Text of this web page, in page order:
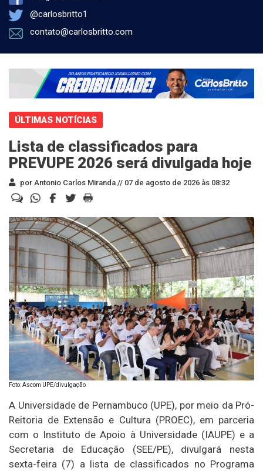
@carlosbritto1
contato@carlosbritto.com
ÚLTIMAS NOTÍCIAS
Lista de classificados para
PREVUPE 2026 será divulgada hoje
por Antonio Carlos Miranda // 07 de agosto de 2026 às 08:32
Foto: Ascom UPE/divulgação
A Universidade de Pernambuco (UPE), por meio da Pró-
Reitoria de Extensão e Cultura (PROEC), em parceria
com o Instituto de Apoio à Universidade (IAUPE) e a
Secretaria de Educação (SEE/PE), divulgará nesta
sexta-feira (7) a lista de classificados no Programa